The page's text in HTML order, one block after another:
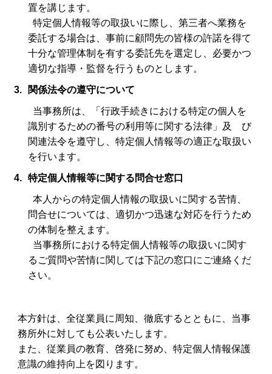
置を講じます。
特定個人情報等の取扱いに際し、第三者へ業務を
委託する場合は、事前に顧問先の皆様の許諾を得て
十分な管理体制を有する委託先を選定し、必要かつ
適切な指導・監督を行うものとします。
3. 関係法令の遵守について
当事務所は、「行政手続きにおける特定の個人を
識別するための番号の利用等に関する法律」及 び
関連法令を遵守し、特定個人情報等の適正な取扱い
を行います。
4. 特定個人情報等に関する問合せ窓口
本人からの特定個人情報の取扱いに関する苦情、
問合せについては、適切かつ迅速な対応を行うため
の体制を整えます。
当事務所における特定個人情報等の取扱いに関す
るご質問や苦情に関しては下記の窓口にご連絡くだ
さい。
本方針は、全従業員に周知、徹底するとともに、当事
務所外に対しても公表いたします。
また、従業員の教育、啓発に努め、特定個人情報保護
意識の維持向上を図ります。